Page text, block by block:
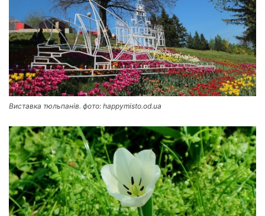
Виставка тюльпанів. фото: happymisto.od.ua